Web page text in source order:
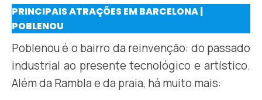
PRINCIPAIS ATRAÇÕES EM BARCELONA |
POBLENOU
Poblenou é o bairro da reinvenção: do passado
industrial ao presente tecnológico e artístico.
Além da Rambla e da praia, há muito mais: